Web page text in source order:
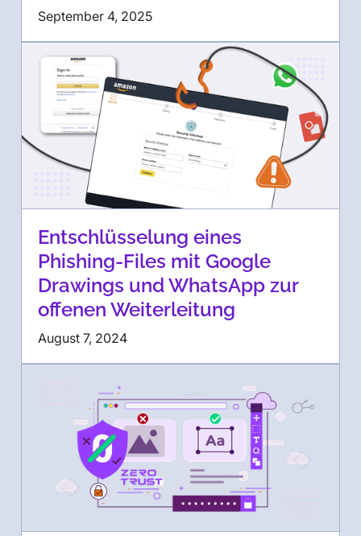
September 4, 2025
Entschlüsselung eines
Phishing-Files mit Google
Drawings und WhatsApp zur
offenen Weiterleitung
August 7, 2024